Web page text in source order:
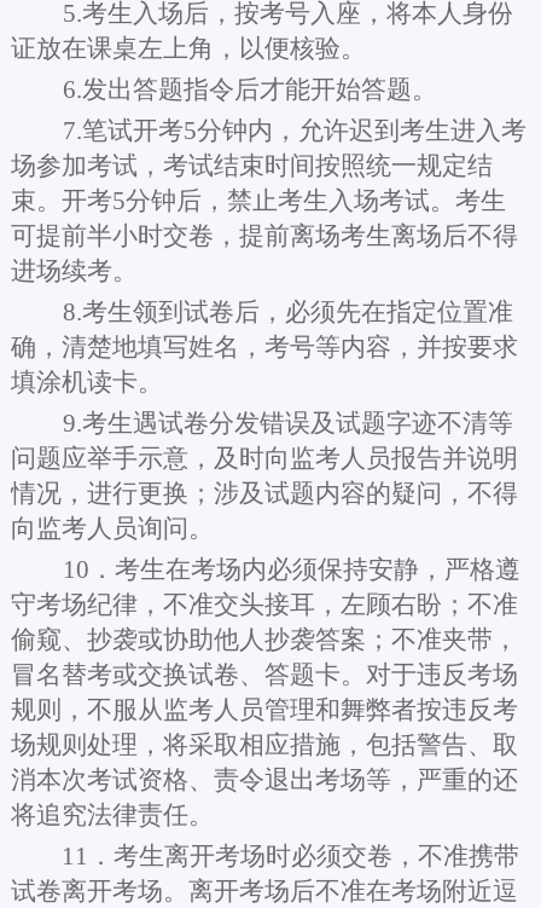
5.考生入场后，按考号入座，将本人身份
证放在课桌左上角，以便核验。
6.发出答题指令后才能开始答题。
7.笔试开考5分钟内，允许迟到考生进入考
场参加考试，考试结束时间按照统一规定结
束。开考5分钟后，禁止考生入场考试。考生
可提前半小时交卷，提前离场考生离场后不得
进场续考。
8.考生领到试卷后，必须先在指定位置准
确，清楚地填写姓名，考号等内容，并按要求
填涂机读卡。
9.考生遇试卷分发错误及试题字迹不清等
问题应举手示意，及时向监考人员报告并说明
情况，进行更换；涉及试题内容的疑问，不得
向监考人员询问。
10．考生在考场内必须保持安静，严格遵
守考场纪律，不准交头接耳，左顾右盼；不准
偷窥、抄袭或协助他人抄袭答案；不准夹带，
冒名替考或交换试卷、答题卡。对于违反考场
规则，不服从监考人员管理和舞弊者按违反考
场规则处理，将采取相应措施，包括警告、取
消本次考试资格、责令退出考场等，严重的还
将追究法律责任。
11．考生离开考场时必须交卷，不准携带
试卷离开考场。离开考场后不准在考场附近逗